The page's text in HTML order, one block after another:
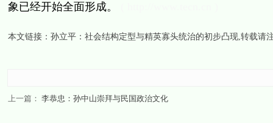
象已经开始全面形成。
本文链接： 孙立平：社会结构定型与精英寡头统治的初步凸现,转载请
上一篇： 李恭忠：孙中山崇拜与民国政治文化